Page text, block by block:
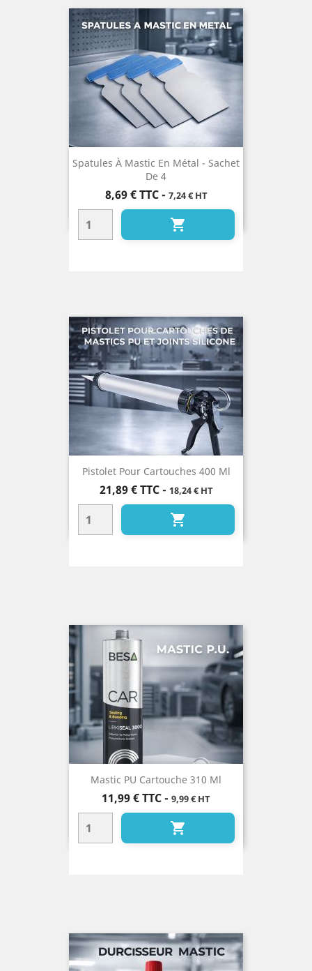
Spatules À Mastic En Métal - Sachet
De 4
Prix
8,69 € TTC- 7,24 € HT

Pistolet Pour Cartouches 400 Ml
Prix
21,89 € TTC- 18,24 € HT

Mastic PU Cartouche 310 Ml
Prix
11,99 €TTC- 9,99 € HT
